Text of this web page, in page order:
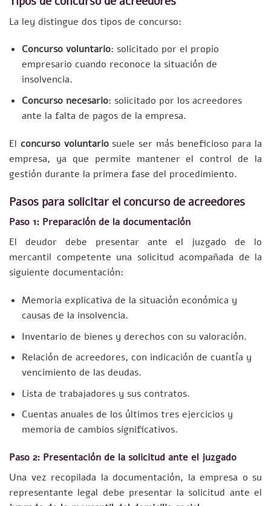
La ley distingue dos tipos de concurso:
Concurso voluntario: solicitado por el propio
empresario cuando reconoce la situación de
insolvencia.
Concurso necesario: solicitado por los acreedores
ante la falta de pagos de la empresa.
El concurso voluntariosuele ser más beneficioso para la
empresa, ya que permite mantener el control de la
gestión durante la primera fase del procedimiento.
Pasos para solicitar el concurso de acreedores
Paso 1: Preparación de la documentación
El deudor debe presentar ante el juzgado de lo
mercantil competente una solicitud acompañada de la
siguiente documentación:
Memoria explicativa de la situación económica y
causas de la insolvencia.
Inventario de bienes y derechos con su valoración.
Relación de acreedores, con indicación de cuantía y
vencimiento de las deudas.
Lista de trabajadores y sus contratos.
Cuentas anuales de los últimos tres ejercicios y
memoria de cambios significativos.
Paso 2: Presentación de la solicitud ante el juzgado
Una vez recopilada la documentación, la empresa o su
representante legal debe presentar la solicitud ante el